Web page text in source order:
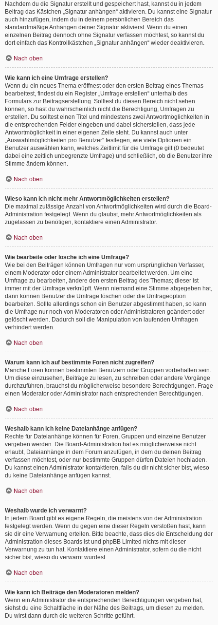
Nachdem du die Signatur erstellt und gespeichert hast, kannst du in jedem
Beitrag das Kästchen „Signatur anhängen“ aktivieren. Du kannst eine Signatur
auch hinzufügen, indem du in deinem persönlichen Bereich das
standardmäßige Anhängen deiner Signatur aktivierst. Wenn du einen
einzelnen Beitrag dennoch ohne Signatur verfassen möchtest, so kannst du
dort einfach das Kontrollkästchen „Signatur anhängen“ wieder deaktivieren.
Nach oben
Wie kann ich eine Umfrage erstellen?
Wenn du ein neues Thema eröffnest oder den ersten Beitrag eines Themas
bearbeitest, findest du ein Register „Umfrage erstellen“ unterhalb des
Formulars zur Beitragserstellung. Solltest du diesen Bereich nicht sehen
können, so hast du wahrscheinlich nicht die Berechtigung, Umfragen zu
erstellen. Du solltest einen Titel und mindestens zwei Antwortmöglichkeiten in
die entsprechenden Felder eingeben und dabei sicherstellen, dass jede
Antwortmöglichkeit in einer eigenen Zeile steht. Du kannst auch unter
„Auswahlmöglichkeiten pro Benutzer“ festlegen, wie viele Optionen ein
Benutzer auswählen kann, welches Zeitlimit für die Umfrage gilt (0 bedeutet
dabei eine zeitlich unbegrenzte Umfrage) und schließlich, ob die Benutzer ihre
Stimme ändern können.
Nach oben
Wieso kann ich nicht mehr Antwortmöglichkeiten erstellen?
Die maximal zulässige Anzahl von Antwortmöglichkeiten wird durch die Board-
Administration festgelegt. Wenn du glaubst, mehr Antwortmöglichkeiten als
zugelassen zu benötigen, kontaktiere einen Administrator.
Nach oben
Wie bearbeite oder lösche ich eine Umfrage?
Wie bei den Beiträgen können Umfragen nur vom ursprünglichen Verfasser,
einem Moderator oder einem Administrator bearbeitet werden. Um eine
Umfrage zu bearbeiten, ändere den ersten Beitrag des Themas; dieser ist
immer mit der Umfrage verknüpft. Wenn niemand eine Stimme abgegeben hat,
dann können Benutzer die Umfrage löschen oder die Umfrageoption
bearbeiten. Sollte allerdings schon ein Benutzer abgestimmt haben, so kann
die Umfrage nur noch von Moderatoren oder Administratoren geändert oder
gelöscht werden. Dadurch soll die Manipulation von laufenden Umfragen
verhindert werden.
Nach oben
Warum kann ich auf bestimmte Foren nicht zugreifen?
Manche Foren können bestimmten Benutzern oder Gruppen vorbehalten sein.
Um diese einzusehen, Beiträge zu lesen, zu schreiben oder andere Vorgänge
durchzuführen, brauchst du möglicherweise besondere Berechtigungen. Frage
einen Moderator oder Administrator nach entsprechenden Berechtigungen.
Nach oben
Weshalb kann ich keine Dateianhänge anfügen?
Rechte für Dateianhänge können für Foren, Gruppen und einzelne Benutzer
vergeben werden. Die Board-Administration hat es möglicherweise nicht
erlaubt, Dateianhänge in dem Forum anzufügen, in dem du deinen Beitrag
verfassen möchtest, oder nur bestimmte Gruppen dürfen Dateien hochladen.
Du kannst einen Administrator kontaktieren, falls du dir nicht sicher bist, wieso
du keine Dateianhänge anfügen kannst.
Nach oben
Weshalb wurde ich verwarnt?
In jedem Board gibt es eigene Regeln, die meistens von der Administration
festgelegt werden. Wenn du gegen eine dieser Regeln verstoßen hast, kann
sie dir eine Verwarnung erteilen. Bitte beachte, dass dies die Entscheidung der
Administration dieses Boards ist und phpBB Limited nichts mit dieser
Verwarnung zu tun hat. Kontaktiere einen Administrator, sofern du die nicht
sicher bist, wieso du verwarnt wurdest.
Nach oben
Wie kann ich Beiträge den Moderatoren melden?
Wenn ein Administrator die entsprechenden Berechtigungen vergeben hat,
siehst du eine Schaltfläche in der Nähe des Beitrags, um diesen zu melden.
Du wirst dann durch die weiteren Schritte geführt.